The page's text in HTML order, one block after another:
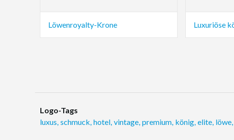
Löwenroyalty-Krone Luxuriöse
Logo-Tags
luxus, schmuck, hotel, vintage, premium, könig, elite, löwe,